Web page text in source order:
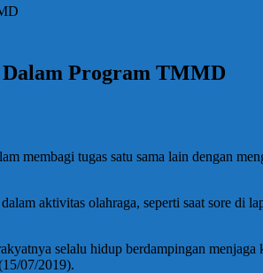
Dalam Program TMMD
membagi tugas satu sama lain dengan
aktivitas olahraga, seperti saat sore di
selalu hidup berdampingan
07/2019).